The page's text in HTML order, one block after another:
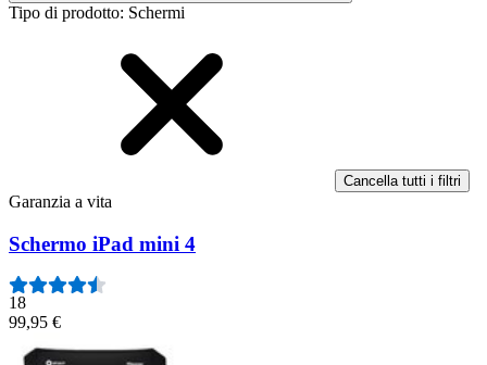
Tipo di prodotto: Schermi
Cancella tutti i filtri
Garanzia a vita
Schermo iPad mini 4
18
99,95 €